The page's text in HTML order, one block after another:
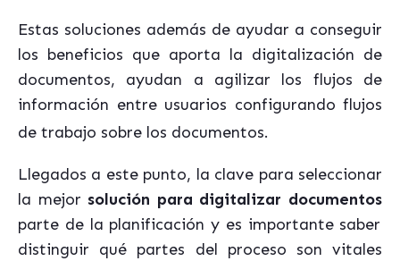
Estas soluciones además de ayudar a conseguir
los beneficios que aporta la digitalización de
documentos, ayudan a agilizar los flujos de
información entre usuarios configurando flujos
de trabajo sobre los documentos.
Llegados a este punto, la clave para seleccionar
la mejor solución para digitalizar documentos
parte de la planificación y es importante saber
distinguir qué partes del proceso son vitales